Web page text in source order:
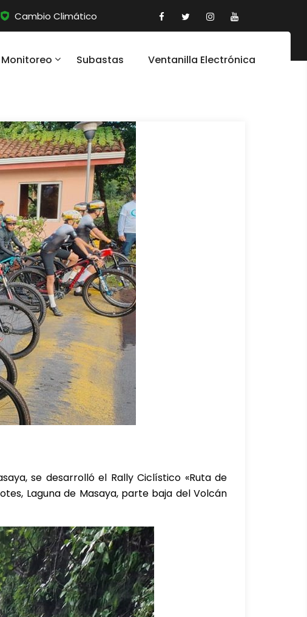
Cambio Climático
Monitoreo Subastas Ventanilla Electrónica
se desarrolló el Rally Ciclístico «Ruta de
Laguna de Masaya, parte baja del Volcán